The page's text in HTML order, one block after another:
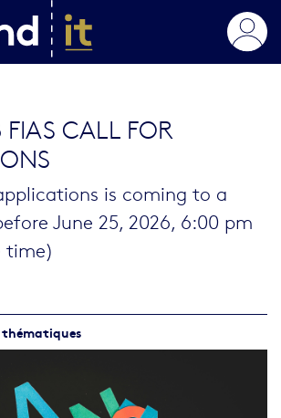
CALL FOR
is coming to a
June 25, 2026, 6:00 pm
time)
thématiques